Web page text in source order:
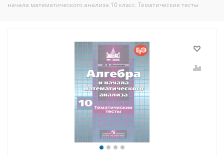
начала математического анализа 10 класс. Тематические тесты